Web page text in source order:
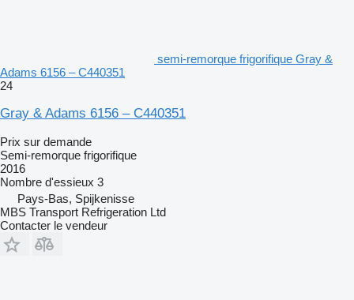
semi-remorque frigorifique Gray &
Adams 6156 – C440351
24
Gray & Adams 6156 – C440351
Prix sur demande
Semi-remorque frigorifique
2016
Nombre d'essieux 3
Pays-Bas, Spijkenisse
MBS Transport Refrigeration Ltd
Contacter le vendeur